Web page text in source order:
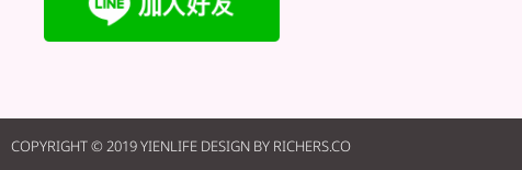
COPYRIGHT © 2019 YIENLIFE DESIGN BY RICHERS.CO